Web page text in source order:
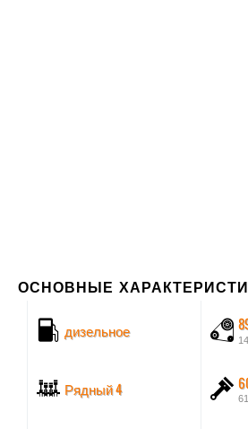
ОСНОВНЫЕ
дизельное
Рядный 4